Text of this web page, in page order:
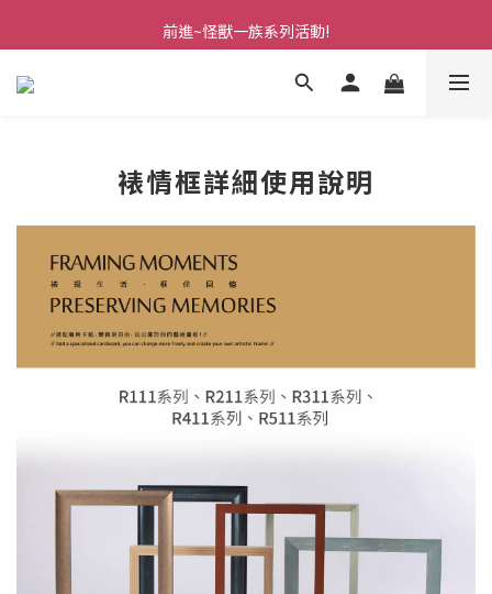
前進~怪獸一族系列活動!
前進~怪獸一族系列活動!
分享美好時光 ∣ APP好友推薦
裱情框詳細使用說明